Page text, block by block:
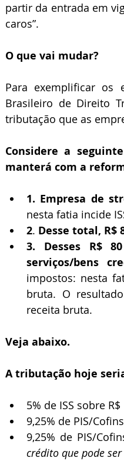
partir da entrada em
caros”.
O que vai mudar?
Para exemplificar os
Brasileiro de Direito
tributação que as
Considere a
manterá com a
nesta fatia incide
2. Desse total, R$
3. Desses R$
serviços/bens
impostos: nesta
bruta. O
receita bruta.
Veja abaixo.
A tributação hoje
5% de ISS sobre
9,25% de PIS/
9,25% de PIS/
crédito que pode